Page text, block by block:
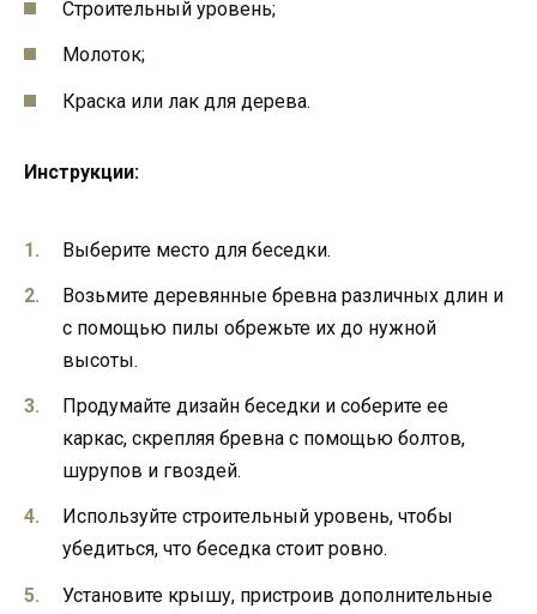
Строительный уровень;
Молоток;
Краска или лак для дерева.
Инструкции:
Выберите место для беседки.
Возьмите деревянные бревна различных длин и
с помощью пилы обрежьте их до нужной
высоты.
Продумайте дизайн беседки и соберите ее
каркас, скрепляя бревна с помощью болтов,
шурупов и гвоздей.
Используйте строительный уровень, чтобы
убедиться, что беседка стоит ровно.
Установите крышу, пристроив дополнительные